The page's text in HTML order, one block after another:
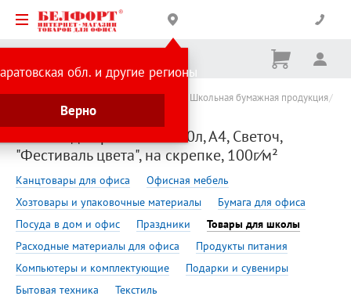
обл. и другие регионы
Верно
Корзина
Ничего
Сделано в России Товары для школы
Школьная бумажная продукция
Альбомы для рисования
Альбом для рисования 40л, А4, Светоч,
"Фестиваль цвета", на скрепке, 100г⁄м²
Канцтовары для офиса
Офисная мебель
Хозтовары и упаковочные материалы
Бумага для офиса
Посуда в дом и офис
Праздники
Товары для школы
Расходные материалы для офиса
Продукты питания
Компьютеры и комплектующие
Подарки и сувениры
Бытовая техника
Текстиль